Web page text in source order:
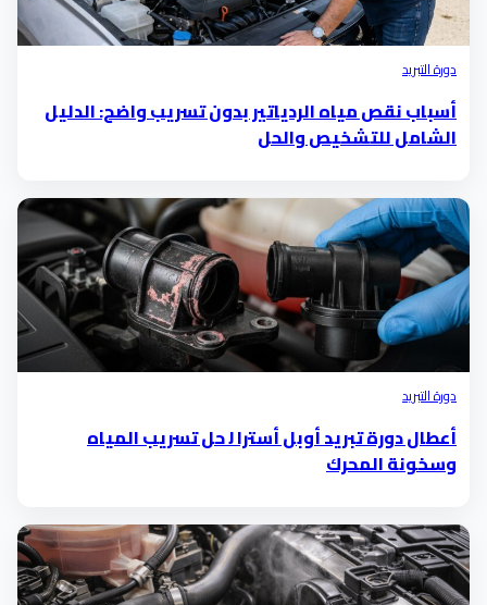
دورة التبريد
أسباب نقص مياه الردياتير بدون تسريب واضح: الدليل
الشامل للتشخيص والحل
دورة التبريد
أعطال دورة تبريد أوبل أسترا J حل تسريب المياه
وسخونة المحرك